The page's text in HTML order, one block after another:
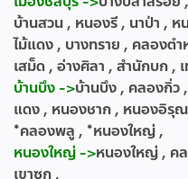
บ้านสวน , หนองรี , นาป่า ,
ไม้แดง , บางทราย , คลองต
เสม็ด , อ่างศิลา , สำนักบก ,
บ้านบึง ->บ้านบึง , คลองกิ่ว
แดง , หนองชาก , หนองอิรุ
*คลองพลู , *หนองใหญ่ ,
หนองใหญ่ ->หนองใหญ่ , ค
เขาซก ,